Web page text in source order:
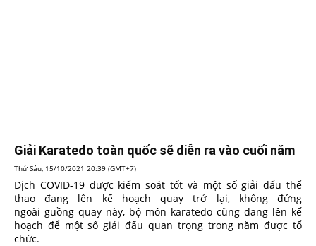
Giải Karatedo toàn quốc sẽ diễn ra vào cuối năm
Thứ Sáu, 15/10/2021 20:39 (GMT+7)
Dịch COVID-19 được kiểm soát tốt và một số giải đấu thể
thao đang lên kế hoạch quay trở lại, không đứng
ngoài guồng quay này, bộ môn karatedo cũng đang lên kế
hoạch để một số giải đấu quan trọng trong năm được tổ
chức.